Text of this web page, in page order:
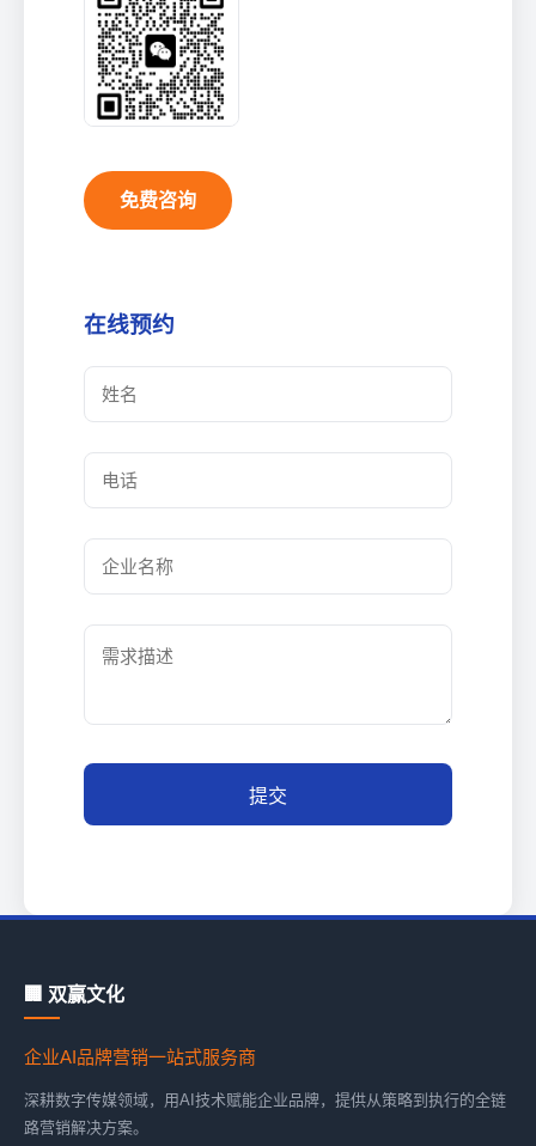
免费咨询
在线预约
提交
🏢 双赢文化
企业AI品牌营销一站式服务商
深耕数字传媒领域，用AI技术赋能企业品牌，提供从策略到执行的全链
路营销解决方案。